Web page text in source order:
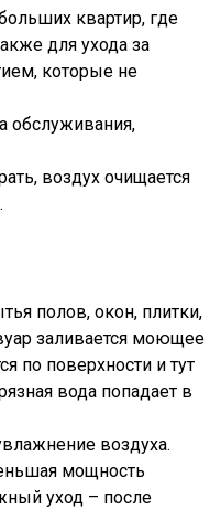
квартир, где
для ухода за
которые не
обслуживания,
воздух очищается
полов, окон, плитки,
заливается моющее
по поверхности и тут
вода попадает в
воздуха.
мощность
уход – после